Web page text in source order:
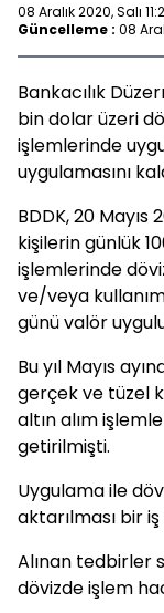
08 Aralık 2020, Salı
Güncelleme : 08
Bankacılık
bin dolar üzeri
işlemlerinde
uygulamasını
BDDK, 20
kişilerin günlük
işlemlerinde
ve/veya
günü valör
Bu yıl Mayıs
gerçek ve tüzel
altın alım
getirilmişti.
Uygulama ile
aktarılması bir
Alınan tedbirler
dövizde işlem